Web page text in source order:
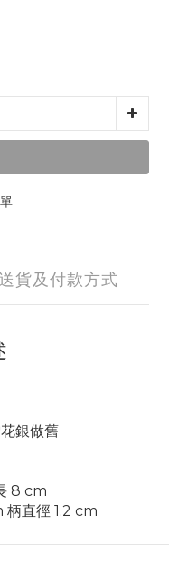
貨及付款方式
銀做舊
8 cm
柄直徑 1.2 cm